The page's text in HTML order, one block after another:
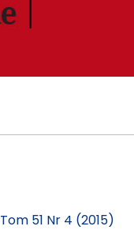
Tom 51 Nr 4 (2015)